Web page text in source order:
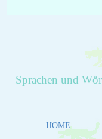
Sprachen und
HOME